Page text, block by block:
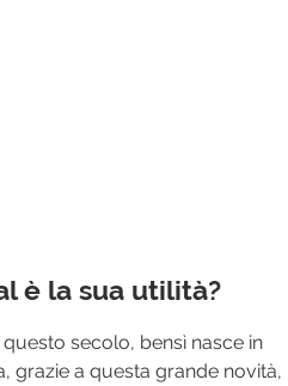
è la sua utilità?
secolo, bensì nasce in
grazie a questa grande novità,